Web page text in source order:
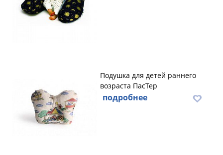
Подушка для детей раннего
возраста ПасТер
подробнее